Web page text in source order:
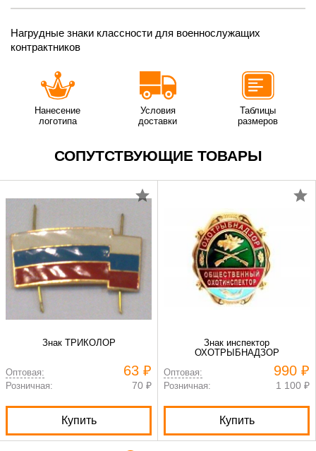
Нагрудные знаки классности для военнослужащих
контрактников
Нанесение
логотипа
Условия
доставки
Таблицы
размеров
СОПУТСТВУЮЩИЕ ТОВАРЫ
Знак ТРИКОЛОР
Оптовая: 63 ₽
Розничная: 70 ₽
Купить
Знак инспектор
ОХОТРЫБНАДЗОР
Оптовая:
990 ₽
Розничная: 1 100 ₽
Купить